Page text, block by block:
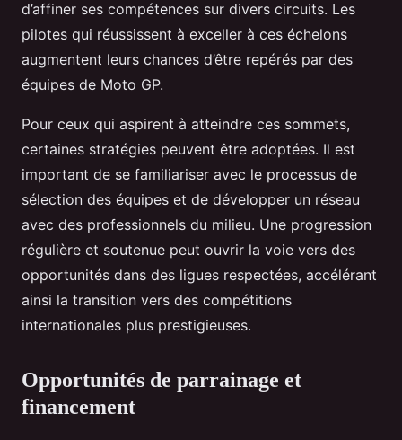
d’affiner ses compétences sur divers circuits. Les
pilotes qui réussissent à exceller à ces échelons
augmentent leurs chances d’être repérés par des
équipes de Moto GP.
Pour ceux qui aspirent à atteindre ces sommets,
certaines stratégies peuvent être adoptées. Il est
important de se familiariser avec le processus de
sélection des équipes et de développer un réseau
avec des professionnels du milieu. Une progression
régulière et soutenue peut ouvrir la voie vers des
opportunités dans des ligues respectées, accélérant
ainsi la transition vers des compétitions
internationales plus prestigieuses.
Opportunités de parrainage et
financement